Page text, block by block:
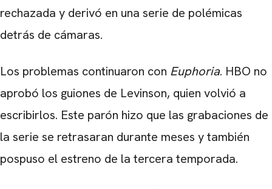
rechazada y derivó en una serie de polémicas
detrás de cámaras.
Los problemas continuaron con Euphoria. HBO no
aprobó los guiones de Levinson, quien volvió a
escribirlos. Este parón hizo que las grabaciones de
la serie se retrasaran durante meses y también
pospuso el estreno de la tercera temporada.